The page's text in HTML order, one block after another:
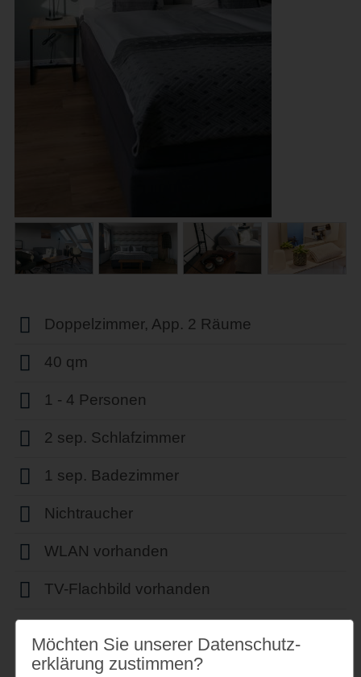
Doppelzimmer, App. 2 Räume
40 qm
1 - 4 Personen
2 sep. Schlafzimmer
1 sep. Badezimmer
Nichtraucher
WLAN vorhanden
TV-Flachbild vorhanden
Möchten Sie unserer Datenschutz­
erklärung zustimmen?